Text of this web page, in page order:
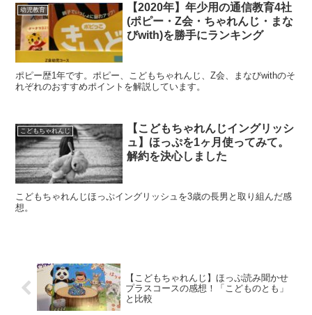
幼児教育
【2020年】年少用の通信教育4社
(ポピー・Z会・ちゃれんじ・まな
びwith)を勝手にランキング
ポピー歴1年です。ポピー、こどもちゃれんじ、Z会、まなびwithのそ
れぞれのおすすめポイントを解説しています。
こどもちゃれんじ
【こどもちゃれんじイングリッシ
ュ】ほっぷを1ヶ月使ってみて。
解約を決心しました
こどもちゃれんじほっぷイングリッシュを3歳の長男と取り組んだ感
想。
【こどもちゃれんじ】ほっぷ読み聞かせ
プラスコースの感想！「こどものとも」
と比較